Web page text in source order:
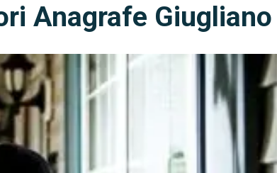
Anagrafe Giugliano